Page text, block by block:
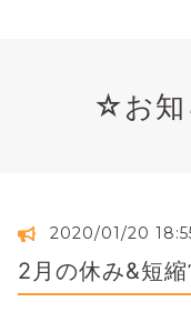
☆お知
2020/01/20
2月の休み&短